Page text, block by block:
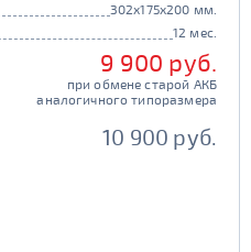
302x175x200 мм.
12 мес.
9 900 руб.
при обмене старой АКБ
аналогичного типоразмера
10 900 руб.